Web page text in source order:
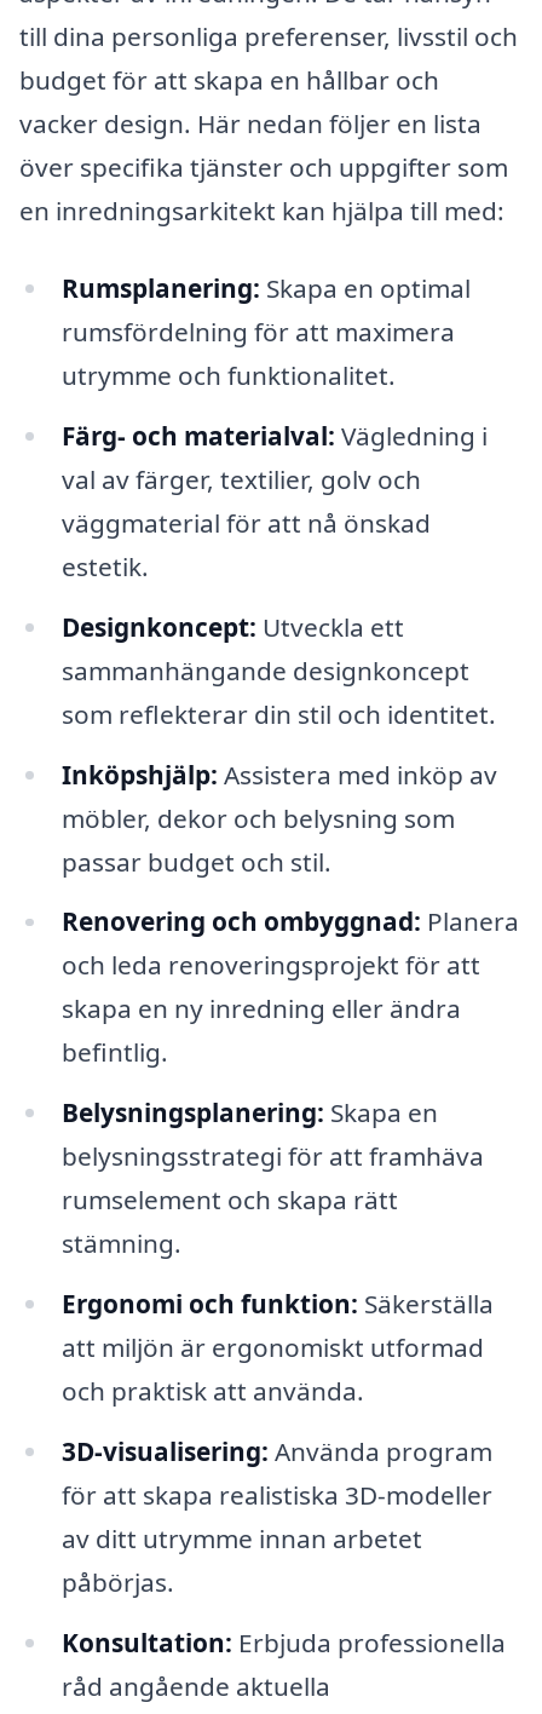
till dina personliga preferenser, livsstil och
budget för att skapa en hållbar och
vacker design. Här nedan följer en lista
över specifika tjänster och uppgifter som
en inredningsarkitekt kan hjälpa till med:
Rumsplanering: Skapa en optimal
rumsfördelning för att maximera
utrymme och funktionalitet.
Färg- och materialval: Vägledning i
val av färger, textilier, golv och
väggmaterial för att nå önskad
estetik.
Designkoncept: Utveckla ett
sammanhängande designkoncept
som reflekterar din stil och identitet.
Inköpshjälp: Assistera med inköp av
möbler, dekor och belysning som
passar budget och stil.
Renovering och ombyggnad: Planera
och leda renoveringsprojekt för att
skapa en ny inredning eller ändra
befintlig.
Belysningsplanering: Skapa en
belysningsstrategi för att framhäva
rumselement och skapa rätt
stämning.
Ergonomi och funktion: Säkerställa
att miljön är ergonomiskt utformad
och praktisk att använda.
3D-visualisering: Använda program
för att skapa realistiska 3D-modeller
av ditt utrymme innan arbetet
påbörjas.
Konsultation: Erbjuda professionella
råd angående aktuella